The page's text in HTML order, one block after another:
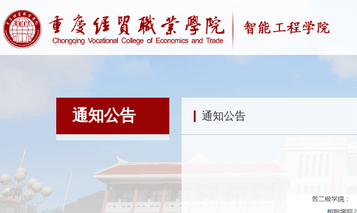
通知公告 通知公告